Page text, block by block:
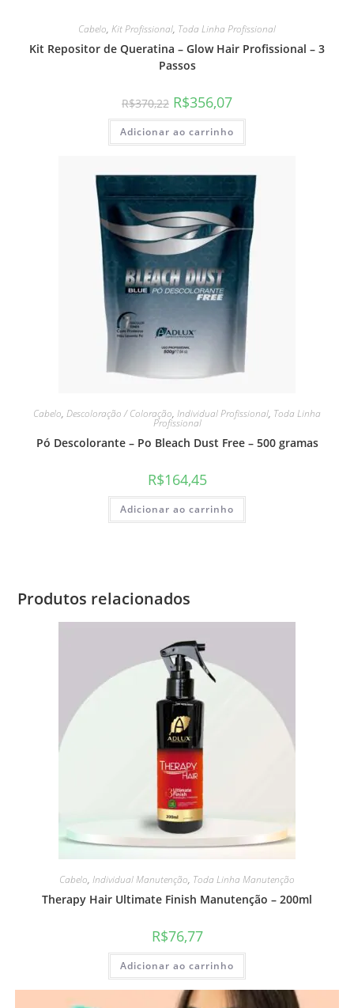
Cabelo, Kit Profissional, Toda Linha Profissional
Kit Repositor de Queratina – Glow Hair Profissional – 3
Passos
R$370,22 R$356,07
Adicionar ao carrinho
Cabelo, Descoloração / Coloração, Individual Profissional, Toda Linha
Profissional
Pó Descolorante – Po Bleach Dust Free – 500 gramas
R$164,45
Adicionar ao carrinho
Produtos relacionados
Cabelo, Individual Manutenção, Toda Linha Manutenção
Therapy Hair Ultimate Finish Manutenção – 200ml
R$76,77
Adicionar ao carrinho